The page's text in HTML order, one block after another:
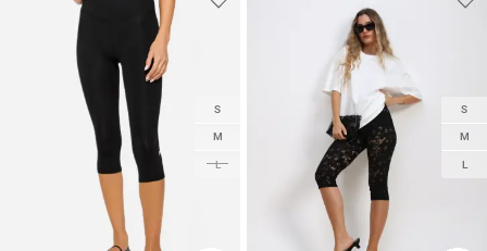
S
M
L
S
M
L